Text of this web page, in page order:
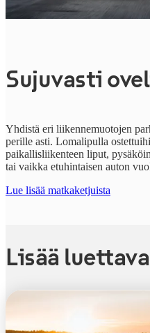
Sujuvasti
Yhdistä eri liikennemuotojen
perille asti. Lomalipulla
paikallisliikenteen liput,
tai vaikka etuhintaisen auton
Lue lisää matkaketjuista
Lisää